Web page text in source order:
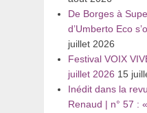
De Borges à
d’Umberto Eco
juillet 2026
Festival VOIX
juillet 2026 15
Inédit dans la
Renaud | n° 57 :